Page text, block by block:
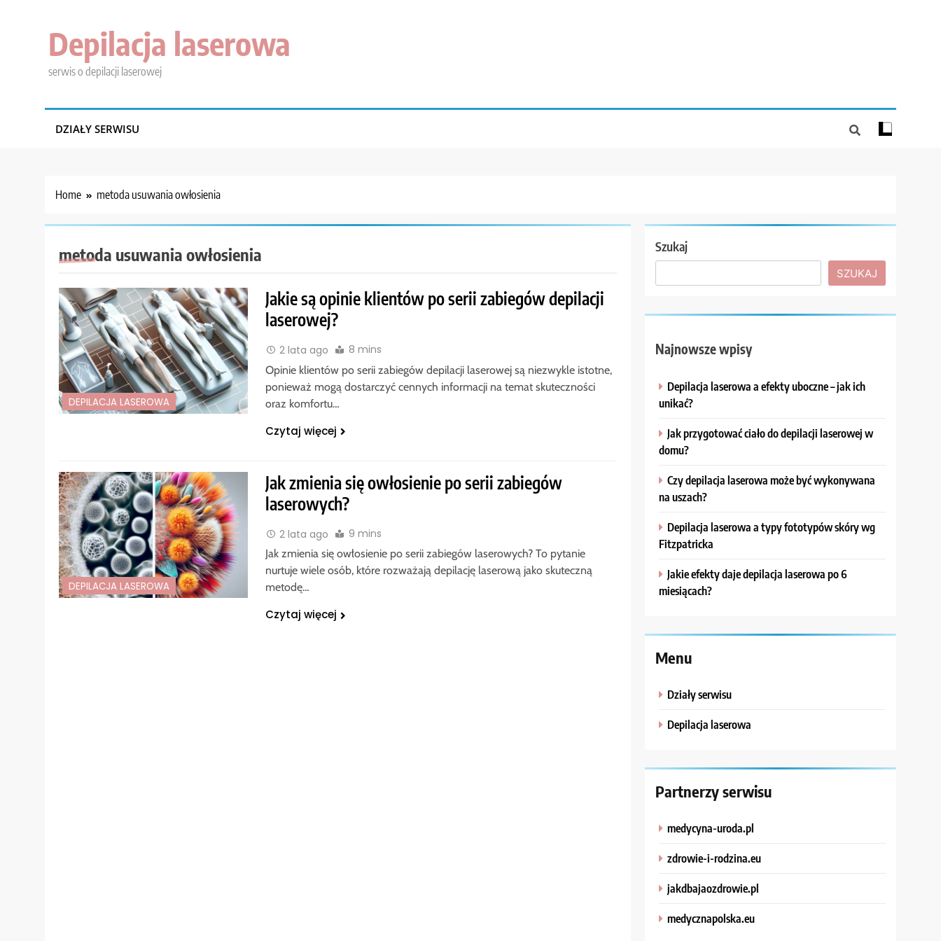
Depilacja laserowa
serwis o depilacji laserowej
DZIAŁY SERWISU
Home metoda usuwania owłosienia
metoda usuwania owłosienia
DEPILACJA LASEROWA
Jakie są opinie klientów po serii zabiegów depilacji
laserowej?
2 lata ago 8 mins
Opinie klientów po serii zabiegów depilacji laserowej są niezwykle istotne,
ponieważ mogą dostarczyć cennych informacji na temat skuteczności
oraz komfortu…
Czytaj więcej
DEPILACJA LASEROWA
Jak zmienia się owłosienie po serii zabiegów
laserowych?
2 lata ago 9 mins
Jak zmienia się owłosienie po serii zabiegów laserowych? To pytanie
nurtuje wiele osób, które rozważają depilację laserową jako skuteczną
metodę…
Czytaj więcej
Szukaj
SZUKAJ
Najnowsze wpisy
Depilacja laserowa a efekty uboczne – jak ich
unikać?
Jak przygotować ciało do depilacji laserowej w
domu?
Czy depilacja laserowa może być wykonywana
na uszach?
Depilacja laserowa a typy fototypów skóry wg
Fitzpatricka
Jakie efekty daje depilacja laserowa po 6
miesiącach?
Menu
Działy serwisu
Depilacja laserowa
Partnerzy serwisu
medycyna-uroda.pl
zdrowie-i-rodzina.eu
jakdbajaozdrowie.pl
medycznapolska.eu